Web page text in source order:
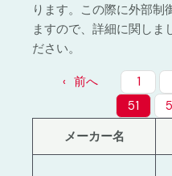
ります。この際に外部制
ますので、詳細に関しま
ださい。
前へ 1
51
メーカー名